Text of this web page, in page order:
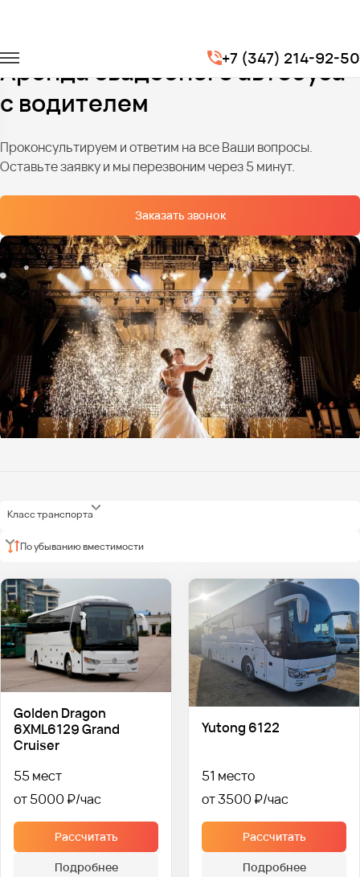
+7 (347) 214-92-50
Транспорт на свадьбу
Аренда свадебного автобуса
с водителем
Проконсультируем и ответим на все Ваши вопросы.
Оставьте заявку и мы перезвоним через 5 минут.
Заказать звонок
Класс транспорта
По убыванию вместимости
Golden Dragon
6XML6129 Grand
Cruiser
55 мест
от 5000 ₽
Рассчитать
Подробнее
Yutong 6122
51 место
от 3500 ₽
Рассчитать
Подробнее